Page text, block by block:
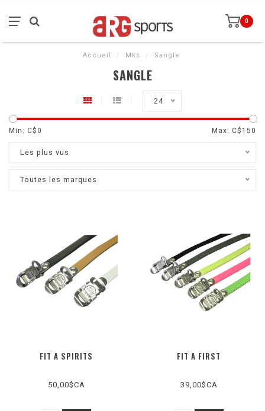
0
Accueil / Mks / Sangle
SANGLE
24
Min: C$0 Max: C$ 150
Les plus vus
Toutes les marques
FIT A SPIRITS
50,00$CA
FIT A FIRST
39,00$CA